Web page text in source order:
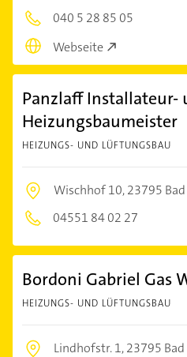
040 5 28 85 05
Webseite
Panzlaff Installateur-
Heizungsbaumeister
HEIZUNGS- UND LÜFTUNGSBAU
Wischhof 10,23795
04551 84 02 27
Bordoni Gabriel Gas
HEIZUNGS- UND LÜFTUNGSBAU
Lindhofstr. 1,23795